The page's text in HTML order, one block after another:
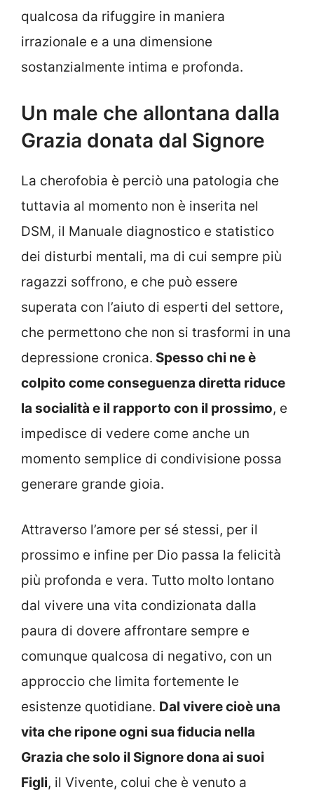
qualcosa da rifuggire in maniera
irrazionale e a una dimensione
sostanzialmente intima e profonda.
Un male che allontana dalla
Grazia donata dal Signore
La cherofobia è perciò una patologia che
tuttavia al momento non è inserita nel
DSM, il Manuale diagnostico e statistico
dei disturbi mentali, ma di cui sempre più
ragazzi soffrono, e che può essere
superata con l’aiuto di esperti del settore,
che permettono che non si trasformi in una
depressione cronica. Spesso chi ne è
colpito come conseguenza diretta riduce
la socialità e il rapporto con il prossimo, e
impedisce di vedere come anche un
momento semplice di condivisione possa
generare grande gioia.
Attraverso l’amore per sé stessi, per il
prossimo e infine per Dio passa la felicità
più profonda e vera. Tutto molto lontano
dal vivere una vita condizionata dalla
paura di dovere affrontare sempre e
comunque qualcosa di negativo, con un
approccio che limita fortemente le
esistenze quotidiane. Dal vivere cioè una
vita che ripone ogni sua fiducia nella
Grazia che solo il Signore dona ai suoi
Figli, il Vivente, colui che è venuto a